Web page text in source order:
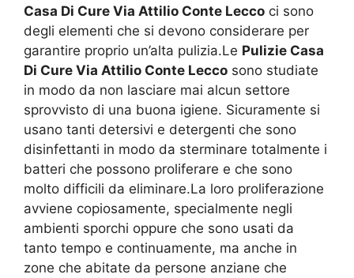
Casa Di Cure Via Attilio Conte Lecco ci sono
degli elementi che si devono considerare per
garantire proprio un’alta pulizia.Le Pulizie Casa
Di Cure Via Attilio Conte Lecco sono studiate
in modo da non lasciare mai alcun settore
sprovvisto di una buona igiene. Sicuramente si
usano tanti detersivi e detergenti che sono
disinfettanti in modo da sterminare totalmente i
batteri che possono proliferare e che sono
molto difficili da eliminare.La loro proliferazione
avviene copiosamente, specialmente negli
ambienti sporchi oppure che sono usati da
tanto tempo e continuamente, ma anche in
zone che abitate da persone anziane che